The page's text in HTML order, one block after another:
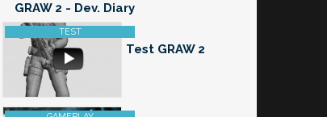
GRAW 2 - Dev. Diary
Test GRAW 2